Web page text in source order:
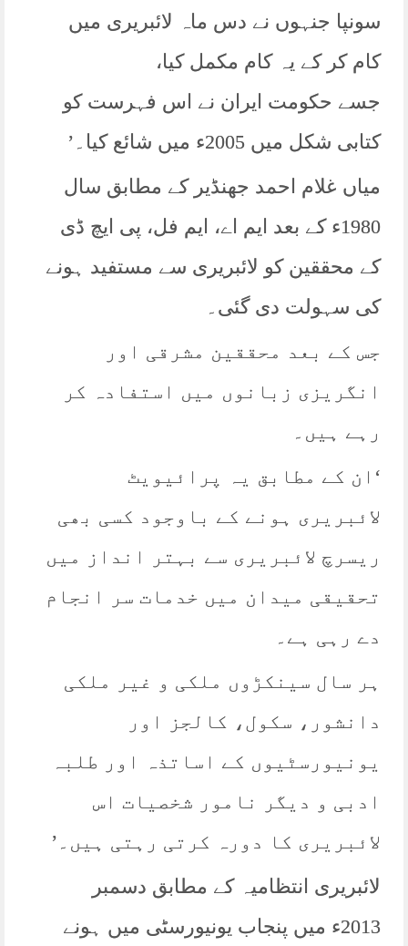
سونپا جنہوں نے دس ماہ لائبریری میں
کام کر کے یہ کام مکمل کیا،
جسے حکومت ایران نے اس فہرست کو
کتابی شکل میں 2005ء میں شائع کیا۔’
میاں غلام احمد جھنڈیر کے مطابق سال
1980ء کے بعد ایم اے، ایم فل، پی ایچ ڈی
کے محققین کو لائبریری سے مستفید ہونے
کی سہولت دی گئی۔
جس کے بعد محققین مشرقی اور
انگریزی زبانوں میں استفادہ کر
رہے ہیں۔
‘ان کے مطابق یہ پرائیویٹ
لائبریری ہونے کے باوجود کسی بھی
ریسرچ لائبریری سے بہتر انداز میں
تحقیقی میدان میں خدمات سر انجام
دے رہی ہے۔
ہر سال سینکڑوں ملکی و غیر ملکی
دانشور، سکول، کالجز اور
یونیورسٹیوں کے اساتذہ اور طلبہ
ادبی و دیگر نامور شخصیات اس
لائبریری کا دورہ کرتی رہتی ہیں۔’
لائبریری انتظامیہ کے مطابق دسمبر
2013ء میں پنجاب یونیورسٹی میں ہونے